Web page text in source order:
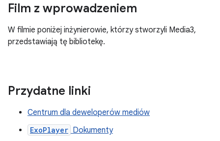
Film z wprowadzeniem
W filmie poniżej inżynierowie, którzy stworzyli Media3,
przedstawiają tę bibliotekę.
Przydatne linki
Centrum dla deweloperów mediów
ExoPlayer Dokumenty